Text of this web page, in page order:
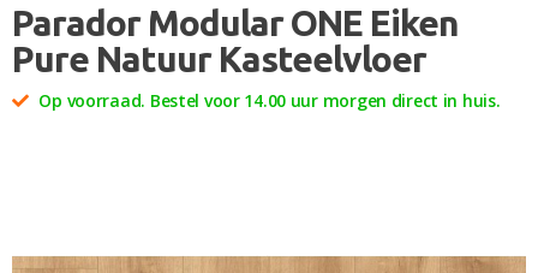
Parador Modular ONE Eiken
Pure Natuur Kasteelvloer
Op voorraad. Bestel voor 14.00 uur morgen direct in huis.
de